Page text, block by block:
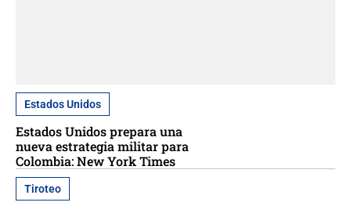
Estados Unidos
Estados Unidos prepara una
nueva estrategia militar para
Colombia: New York Times
Tiroteo